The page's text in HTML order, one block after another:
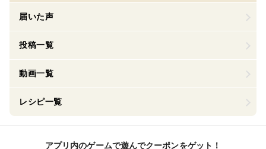
届いた声
投稿一覧
動画一覧
レシピ一覧
アプリ内のゲームで遊んでクーポンをゲット！